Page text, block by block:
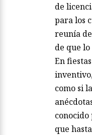
de
para los
reunía
de que
En
como si
conocido
que